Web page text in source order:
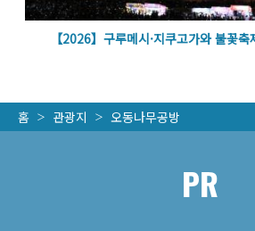
【2026】구루메시·지쿠고가와 불꽃
홈 관광지 오동나무공방
PR